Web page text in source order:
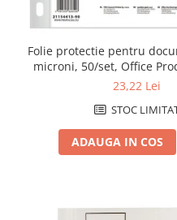
Folie protectie pentru
microni, 50/set, Office
transparenta
23,22 Lei
STOC
ADAUGA IN COS